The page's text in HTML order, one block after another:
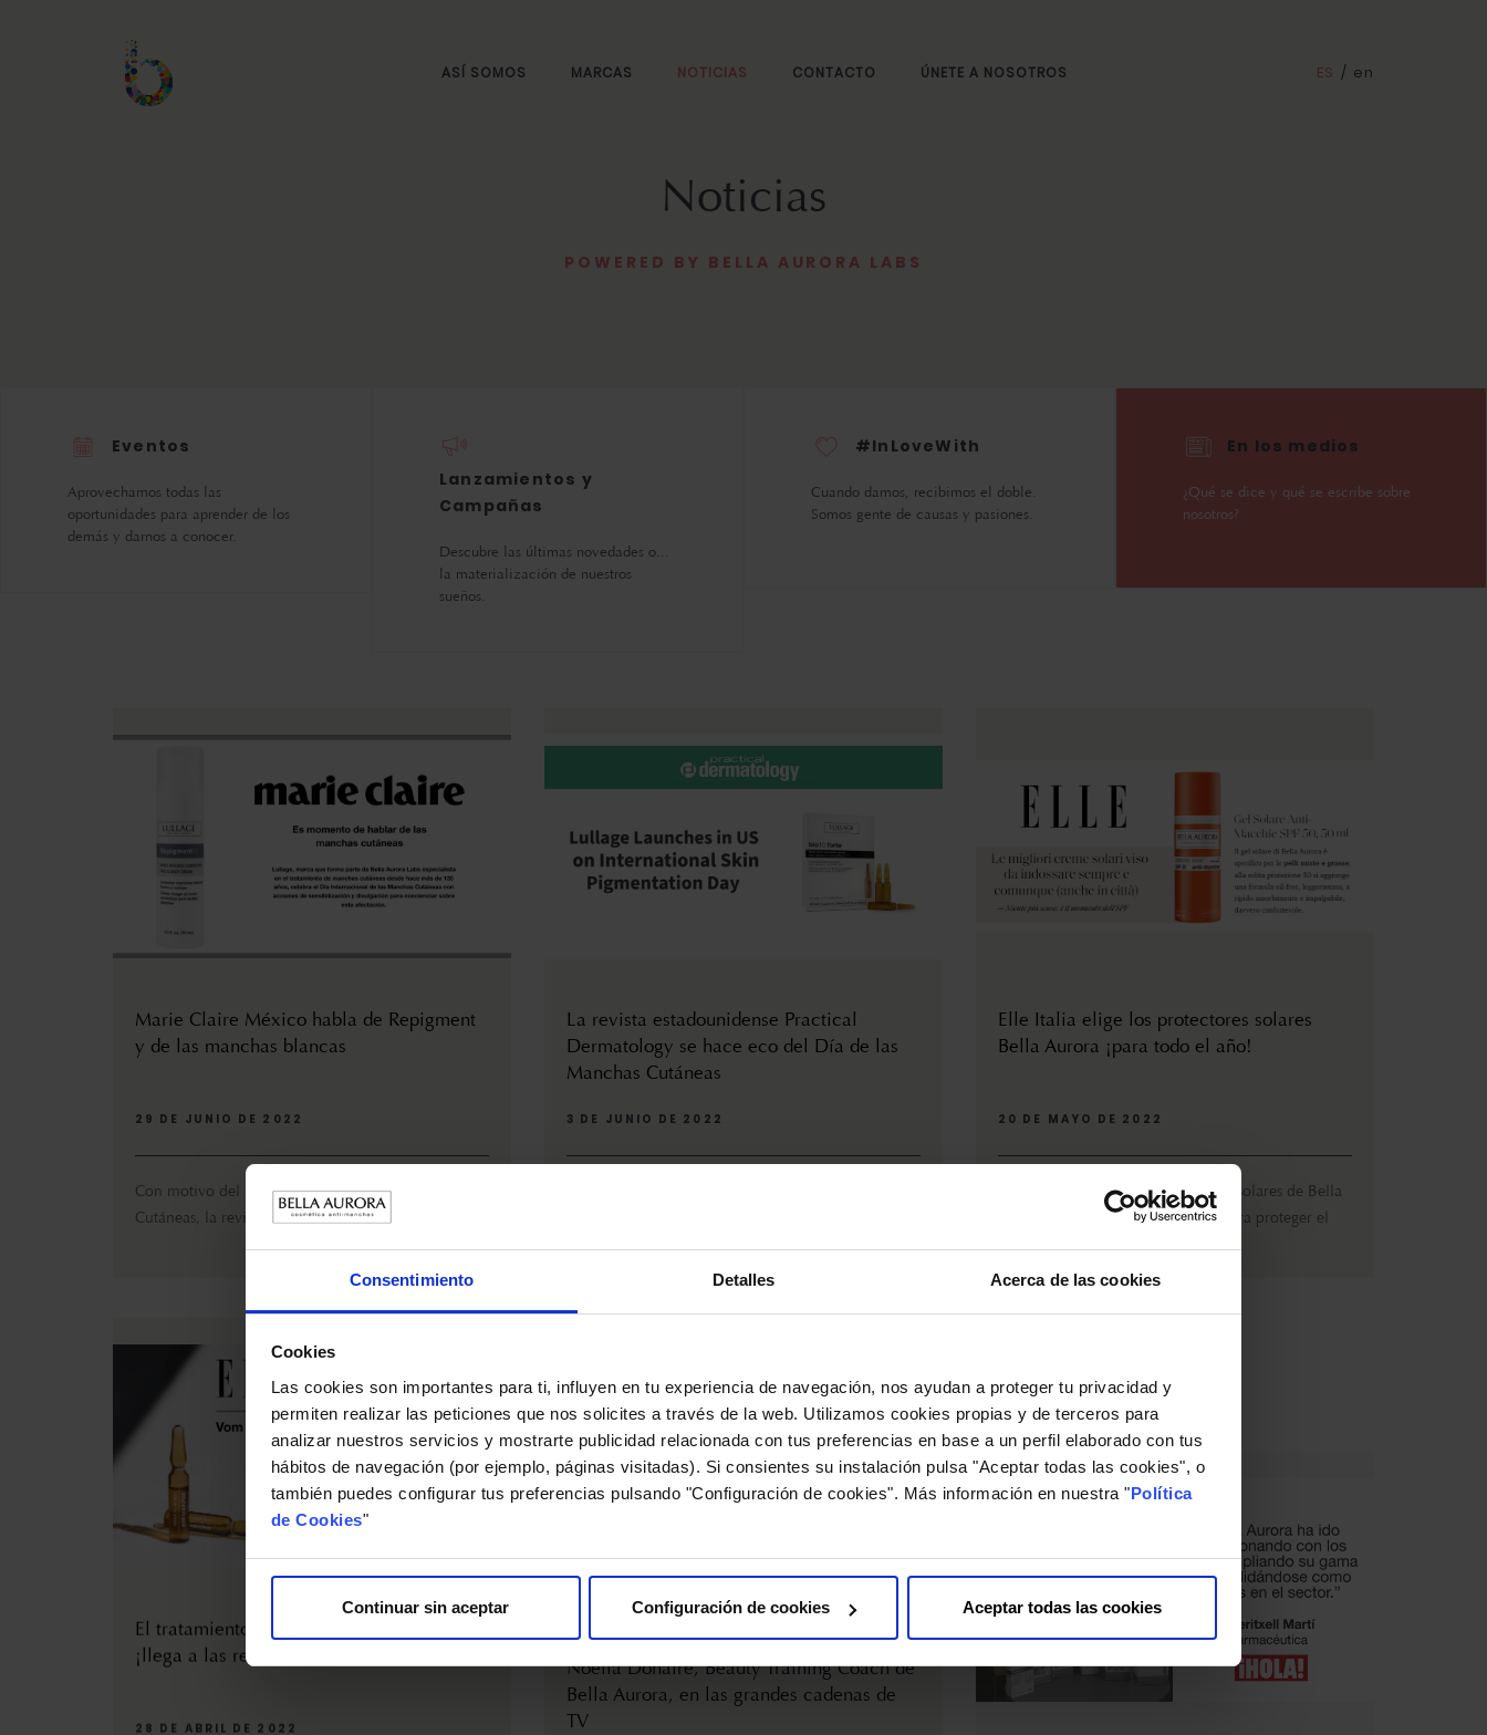
Consentimiento Detalles Acerca de las cookies
Cookies
Las cookies son importantes para ti, influyen en tu experiencia de navegación, nos ayudan a proteger tu privacidad y
permiten realizar las peticiones que nos solicites a través de la web. Utilizamos cookies propias y de terceros para
analizar nuestros servicios y mostrarte publicidad relacionada con tus preferencias en base a un perfil elaborado con tus
hábitos de navegación (por ejemplo, páginas visitadas). Si consientes su instalación pulsa "Aceptar todas las cookies", o
también puedes configurar tus preferencias pulsando "Configuración de cookies". Más información en nuestra "Política
de Cookies"
Continuar sin aceptar Configuración de cookies Aceptar todas las cookies
ASÍ SOMOS MARCAS NOTICIAS CONTACTO ÚNETE A NOSOTROS ES / en
Noticias
POWERED BY BELLA AURORA LABS
Eventos
Aprovechamos todas las
oportunidades para aprender de los
demás y darnos a conocer.
Lanzamientos y
Campañas
Descubre las últimas novedades o...
la materialización de nuestros
sueños.
#InLoveWith
Cuando damos, recibimos el doble.
Somos gente de causas y pasiones.
En los medios
¿Qué se dice y qué se escribe sobre
nosotros?
Marie Claire México habla de Repigment
y de las manchas blancas
29 DE JUNIO DE 2022
Con motivo del Día Internacional de las Manchas
Cutáneas, la revista Marie Claire (México) le dedic...
La revista estadounidense Practical
Dermatology se hace eco del Día de las
Manchas Cutáneas
3 DE JUNIO DE 2022
Elle Italia elige los protectores solares
Bella Aurora ¡para todo el año!
20 DE MAYO DE 2022
La revista ELLE de Italia inlcuye los solares de Bella
Aurora entre los imprescindibles para proteger el
El tratamiento antimanchas bio10 forte,
¡llega a las revistas alemanas!
28 DE ABRIL DE 2022
Noelia Donaire, Beauty Training Coach de
TV
21 DE ABRIL DE 2022
La farmacéutica Meritxell Martí y Bella
Aurora, protagonistas en HOLA